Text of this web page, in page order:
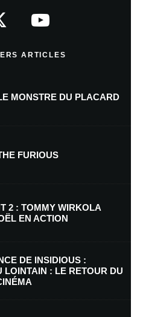
et mon site dans le navigateur pour
ARTICLES
MONSTRE DU PLACARD
FURIOUS
2 : TOMMY WIRKOLA
EN ACTION
DE INSIDIOUS :
LOINTAIN : LE RETOUR DU